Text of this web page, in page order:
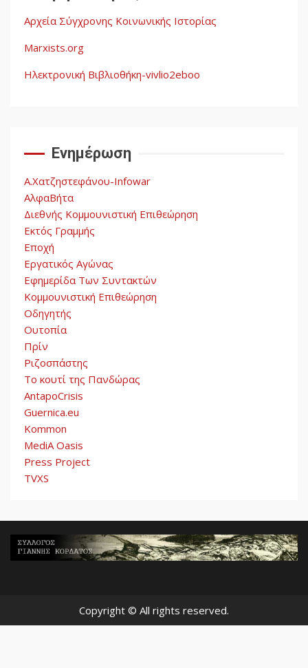
Η ένδεια της σοσιαλιστικής
Απουσία Ιστορικής
5
Αυγή: Μαρξισμός και Εθνική
Απελευθέρωση
Αρχεία Σύγχρονης Κοινωνικής Ιστορίας
Marxists.org
Ηλεκτρονική Βιβλιοθήκη-vivlio2eboo
Ενημέρωση
Α.Χατζηστεφάνου-Infowar
ΑλφαΒήτα
Διεθνής Κομμουνιστική Επιθεώρηση
Εκτός Γραμμής
Εποχή
Εργατικός Αγώνας
Εφημερίδα Των Συντακτών
Κομμουνιστική Επιθεώρηση
Οδηγητής
Ουτοπία
Πρίν
Ριζοσπάστης
Το κουτί της Πανδώρας
AntapoCrisis
Guernica.eu
Kommon
MediA Oasis
Press Project
TVXS
Copyright © All rights reserved.